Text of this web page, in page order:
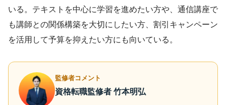
いる。テキストを中心に学習を進めたい方や、通信講座で
も講師との関係構築を大切にしたい方、割引キャンペーン
を活用して予算を抑えたい方にも向いている。
監修者コメント
資格転職監修者 竹本明弘